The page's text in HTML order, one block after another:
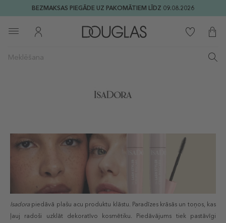
BEZMAKSAS PIEGĀDE UZ PAKOMĀTIEM LĪDZ 09.08.2026
Isadorapiedāvā plašu acu produktu klāstu. Paradīzes krāsās un toņos, kas
ļauj radoši uzklāt dekoratīvo kosmētiku. Piedāvājums tiek pastāvīgi